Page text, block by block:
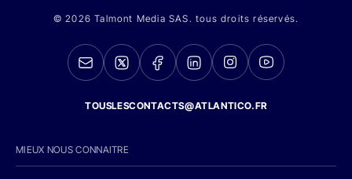
© 2026 Talmont Media SAS. tous droits réservés.
TOUSLESCONTACTS@ATLANTICO.FR
MIEUX NOUS CONNAITRE